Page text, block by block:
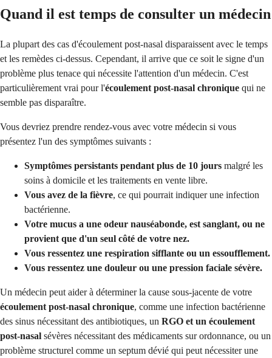
Quand il est temps de consulter un médecin
La plupart des cas d'écoulement post-nasal disparaissent avec le temps
et les remèdes ci-dessus. Cependant, il arrive que ce soit le signe d'un
problème plus tenace qui nécessite l'attention d'un médecin. C'est
particulièrement vrai pour l'écoulement post-nasal chronique qui ne
semble pas disparaître.
Vous devriez prendre rendez-vous avec votre médecin si vous
présentez l'un des symptômes suivants :
Symptômes persistants pendant plus de 10 jours malgré les
soins à domicile et les traitements en vente libre.
Vous avez de la fièvre, ce qui pourrait indiquer une infection
bactérienne.
Votre mucus a une odeur nauséabonde, est sanglant, ou ne
provient que d'un seul côté de votre nez.
Vous ressentez une respiration sifflante ou un essoufflement.
Vous ressentez une douleur ou une pression faciale sévère.
Un médecin peut aider à déterminer la cause sous-jacente de votre
écoulement post-nasal chronique, comme une infection bactérienne
des sinus nécessitant des antibiotiques, un RGO et un écoulement
post-nasal sévères nécessitant des médicaments sur ordonnance, ou un
problème structurel comme un septum dévié qui peut nécessiter une